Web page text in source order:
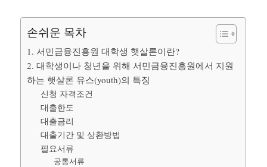
손쉬운 목차
1. 서민금융진흥원 대학생 햇살론이란?
2. 대학생이나 청년을 위해 서민금융진흥원에서 지원
하는 햇살론 유스(youth)의 특징
신청 자격조건
대출한도
대출금리
대출기간 및 상환방법
필요서류
공통서류